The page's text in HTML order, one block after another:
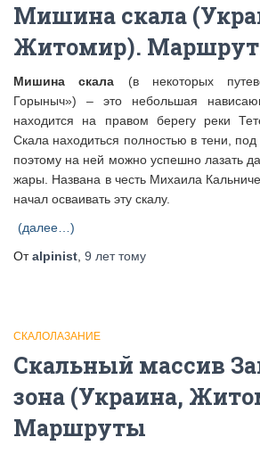
Мишина скала
Житомир).
Мишина скала (в некоторых
Горыныч») – это небольшая
находится на правом берегу реки
Скала находиться полностью в тени,
поэтому на ней можно успешно лазать
жары. Названа в честь Михаила
начал осваивать эту скалу.
(далее…)
Отalpinist 9 леттому
СКАЛОЛАЗАНИЕ
Скальный массив
зона (Украина,
Маршруты